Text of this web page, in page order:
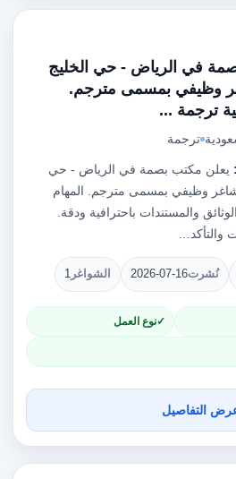
في الرياض - حي الخليج
وظيفي بمسمى مترجم.
ترجمة ...
ترجمة
يعلن مكتب بصمة في الرياض - حي
وظيفي بمسمى مترجم. المهام
والمستندات باحترافية ودقة.
والتأكد…
نُشرت2026-07-16 الشواغر 1
نوع العمل
التفاصيل